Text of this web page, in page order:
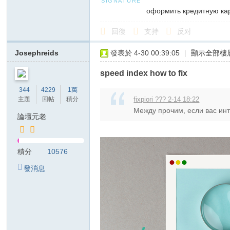
оформить кредитную
回復 支持 反对
Josephreids
344
主題
4229
回帖
1萬
積分
論壇元老
積分 10576
發消息
發表於 4-30 00:39:05 | 顯示全部樓
speed index how to fix
fixpiori ??? 2-14 18:22
Между прочим, если вас